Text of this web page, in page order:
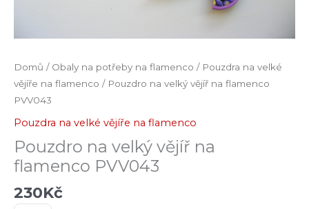
Domů / Obaly na potřeby na flamenco / Pouzdra na velké
vějíře na flamenco / Pouzdro na velký vějíř na flamenco
PVV043
Pouzdra na velké vějíře na flamenco
Pouzdro na velký vějíř na
flamenco PVV043
230Kč